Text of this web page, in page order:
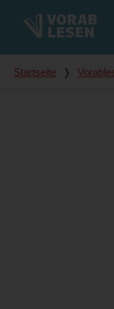
Du bist hier
Startseite ❭